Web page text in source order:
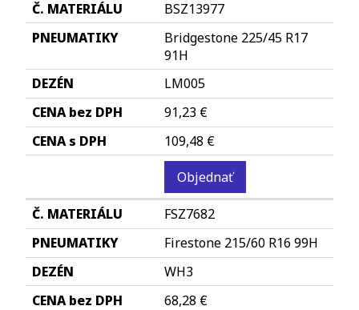
BSZ13977
Bridgestone 225/45 R17
91H
LM005
91,23 €
109,48 €
Objednať
FSZ7682
Firestone 215/60 R16 99H
WH3
68,28 €